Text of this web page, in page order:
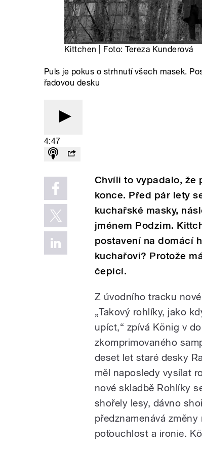
Kittchen | Foto: Tereza Kunderová
Puls je pokus o strhnutí všech masek.
řadovou desku
4:47
Chvíli to vypadalo, že
konce. Před pár lety
kuchařské masky,
jménem Podzim.
postavení na domácí
kuchařovi? Protože
čepicí.
Z úvodního tracku
„Takový rohlíky, jako
upíct,“ zpívá König v
zkomprimovaného
deset let staré desky
měl naposledy vysílat
nové skladbě Rohlíky
shořely lesy, dávno
předznamenává
poťouchlost a ironie.